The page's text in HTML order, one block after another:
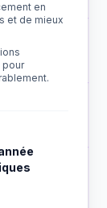
en
et de mieux
pour